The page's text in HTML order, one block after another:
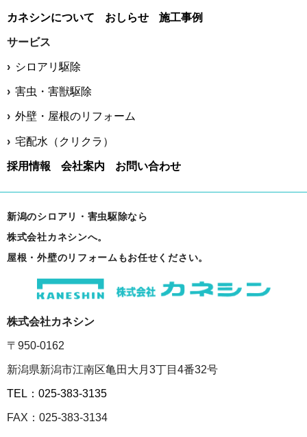
カネシンについて おしらせ 施工事例
サービス
シロアリ駆除
害虫・害獣駆除
外壁・屋根のリフォーム
宅配水（クリクラ）
採用情報 会社案内 お問い合わせ
新潟のシロアリ・害虫駆除なら
株式会社カネシンへ。
屋根・外壁のリフォームもお任せください。
株式会社カネシン
〒950-0162
新潟県新潟市江南区亀田大月3丁目4番32号
TEL：025-383-3135
FAX：025-383-3134